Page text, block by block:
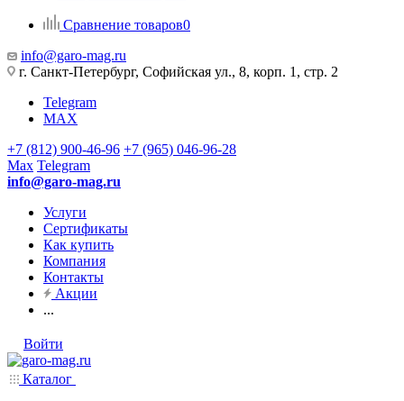
Сравнение товаров0
info@garo-mag.ru
г. Санкт-Петербург, Софийская ул., 8, корп. 1, стр. 2
Telegram
MAX
+7 (812) 900-46-96 +7 (965) 046-96-28
Max Telegram
info@garo-mag.ru
Услуги
Сертификаты
Как купить
Компания
Контакты
Акции
...
Войти
Каталог